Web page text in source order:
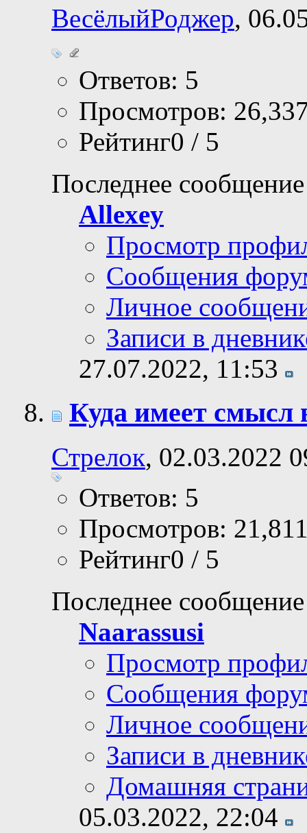
ВесёлыйРоджер,
Ответов: 5
Просмотров:
Рейтинг0 / 5
Последнее
Allexey
Просмотр
Сообщения
Личное
Записи в
27.07.2022, 11:53
Куда имеет
Стрелок, 02.03.2022
Ответов: 5
Просмотров:
Рейтинг0 / 5
Последнее
Naarassusi
Просмотр
Сообщения
Личное
Записи в
Домашняя
05.03.2022, 22:04